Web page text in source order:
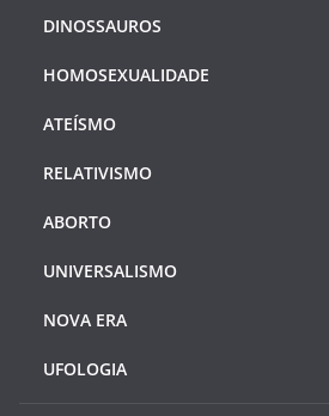
DINOSSAUROS
HOMOSEXUALIDADE
ATEÍSMO
RELATIVISMO
ABORTO
UNIVERSALISMO
NOVA ERA
UFOLOGIA